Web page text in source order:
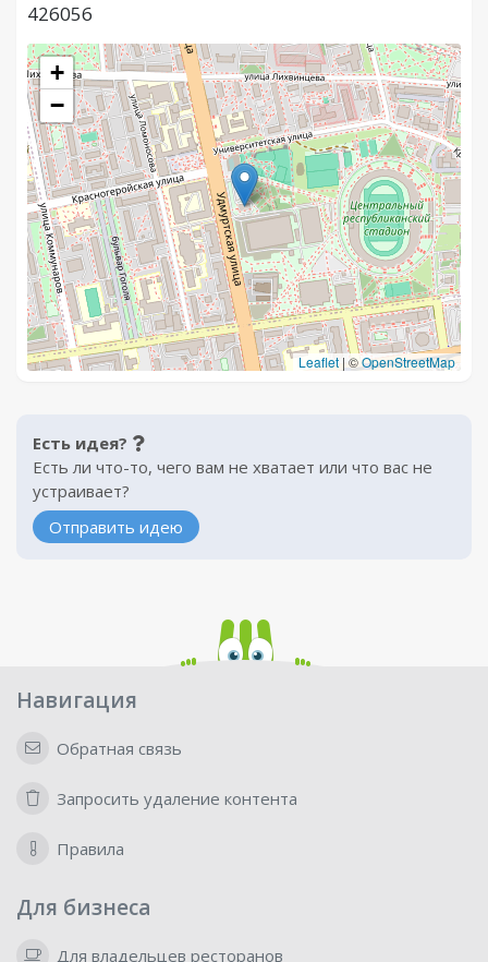
426056
+
−
Leaflet | ©OpenStreetMap
Есть идея?
Есть ли что-то, чего вам не хватает или что вас не
устраивает?
Отправить идею
Навигация
Обратная связь
Запросить удаление контента
Правила
Для бизнеса
Для владельцев ресторанов